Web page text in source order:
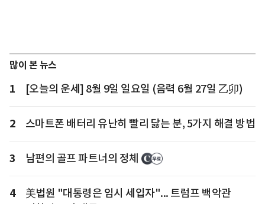
많이 본 뉴스
1 [오늘의 운세] 8월 9일 일요일 (음력 6월 27일 乙卯)
2 스마트폰 배터리 유난히 빨리 닳는 분, 5가지 해결 방법
3 남편의 골프 파트너의 정체
4
美법원 "대통령은 임시 세입자"... 트럼프 백악관